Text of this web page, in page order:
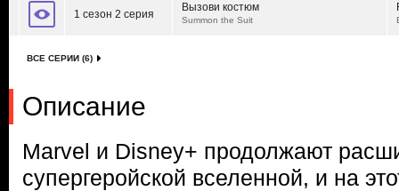
1 сезон 2 серия
Вызови костюм
Summon the Suit
ВСЕ СЕРИИ (6)
Описание
Marvel и Disney+ продолжают
супергеройской вселенной, и на